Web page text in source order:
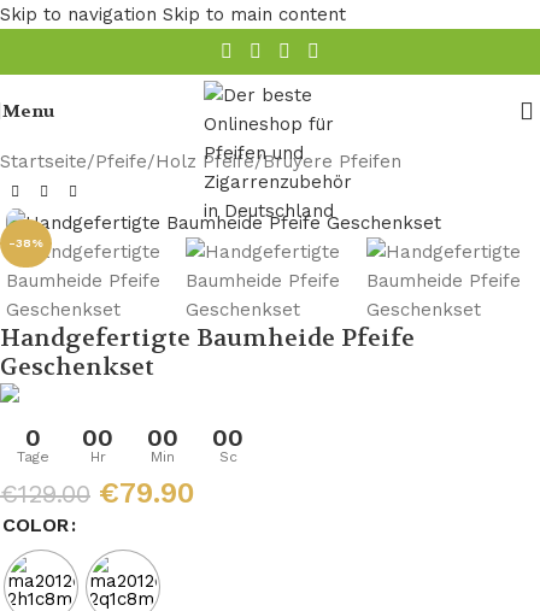
Skip to navigation Skip to main content
Menu
Startseite/Pfeife/Holz Pfeife/Bruyere Pfeifen
-38%
Handgefertigte Baumheide Pfeife
Geschenkset
0
Tage
00
Hr
00
Min
00
Sc
€129.00 €79.90
COLOR